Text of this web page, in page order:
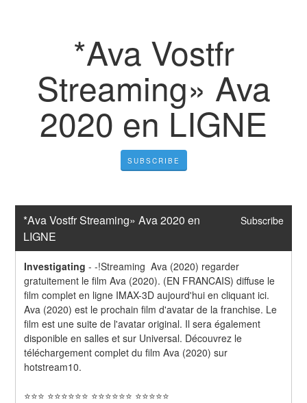
*Ava Vostfr
Streaming» Ava
2020 en LIGNE
SUBSCRIBE
*Ava Vostfr Streaming» Ava 2020 en
LIGNE
Subscribe
Investigating --!Streaming  Ava (2020) regarder
gratuitement le film Ava (2020). (EN FRANCAIS) diffuse le
film complet en ligne IMAX-3D aujourd'hui en cliquant ici.
Ava (2020) est le prochain film d'avatar de la franchise. Le
film est une suite de l'avatar original. Il sera également
disponible en salles et sur Universal. Découvrez le
téléchargement complet du film Ava (2020) sur
hotstream10.
⭐⭐⭐ ⭐⭐⭐⭐⭐⭐ ⭐⭐⭐⭐⭐⭐ ⭐⭐⭐⭐⭐